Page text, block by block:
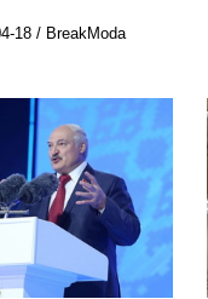
18 / BreakModa